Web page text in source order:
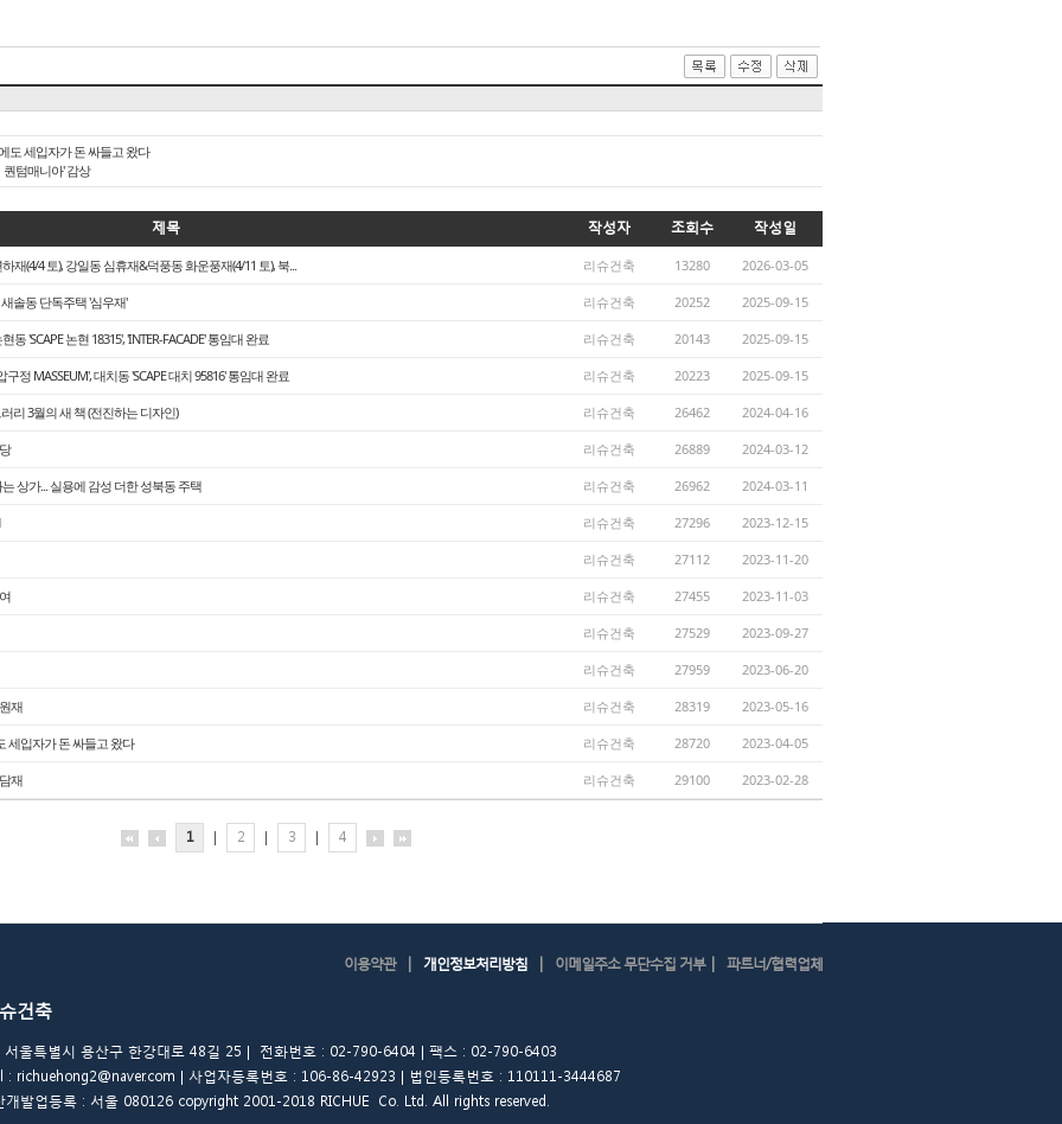
도 세입자가 돈 싸들고 왔다
텀매니아' 감상
제목 작성자 조회수 작성일
재(4/4 토), 강일동 심휴재&덕풍동 화운풍재(4/11 토), 북... 리슈건축 13280 2026-03-05
솔동 단독주택 '심우재' 리슈건축 20252 2025-09-15
'SCAPE 논현 18315', 'INTER-FACADE' 통임대 완료 리슈건축 20143 2025-09-15
정 MASSEUM', 대치동 'SCAPE 대치 95816' 통임대 완료 리슈건축 20223 2025-09-15
리 3월의 새 책 (전진하는 디자인) 리슈건축 26462 2024-04-16
리슈건축 26889 2024-03-12
상가... 실용에 감성 더한 성북동 주택 리슈건축 26962 2024-03-11
리슈건축 27296 2023-12-15
리슈건축 27112 2023-11-20
리슈건축 27455 2023-11-03
리슈건축 27529 2023-09-27
리슈건축 27959 2023-06-20
재 리슈건축 28319 2023-05-16
세입자가 돈 싸들고 왔다 리슈건축 28720 2023-04-05
재 리슈건축 29100 2023-02-28
1 | 2 | 3 | 4
이용약관| 개인정보처리방침 | 이메일주소 무단수집 거부| 파트너/협력업체
건축
서울특별시 용산구 한강대로 48길 25 | 전화번호 : 02-790-6404 | 팩스 : 02-790-6403
: richuehong2@naver.com | 사업자등록번호 : 106-86-42923 | 법인등록번호 : 110111-3444687
개발업등록 : 서울 080126 copyright 2001-2018 RICHUE Co. Ltd. All rights reserved.